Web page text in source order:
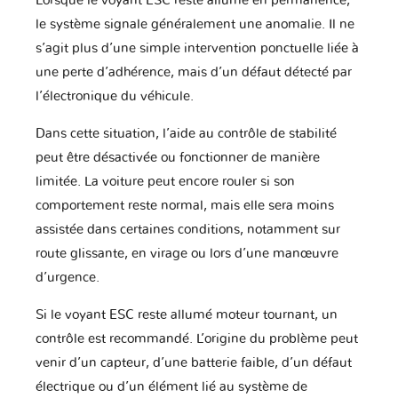
le système signale généralement une anomalie. Il ne
s’agit plus d’une simple intervention ponctuelle liée à
une perte d’adhérence, mais d’un défaut détecté par
l’électronique du véhicule.
Dans cette situation, l’aide au contrôle de stabilité
peut être désactivée ou fonctionner de manière
limitée. La voiture peut encore rouler si son
comportement reste normal, mais elle sera moins
assistée dans certaines conditions, notamment sur
route glissante, en virage ou lors d’une manœuvre
d’urgence.
Si le voyant ESC reste allumé moteur tournant, un
contrôle est recommandé. L’origine du problème peut
venir d’un capteur, d’une batterie faible, d’un défaut
électrique ou d’un élément lié au système de